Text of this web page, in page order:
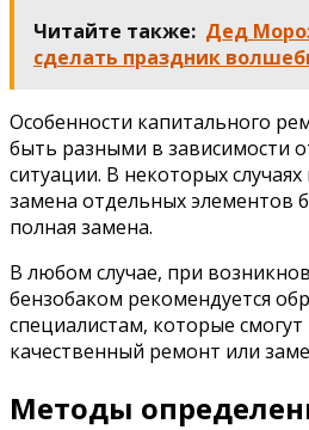
Читайте также: Дед
сделать праздник
Особенности капитального
быть разными в зависимости
ситуации. В некоторых
замена отдельных элементов
полная замена.
В любом случае, при
бензобаком рекомендуется
специалистам, которые смогут
качественный ремонт или
Методы